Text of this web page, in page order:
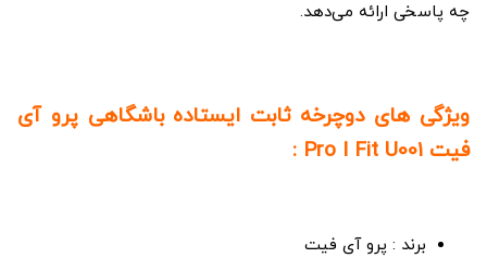
چه پاسخی ارائه می‌دهد.
ویژگی های دوچرخه ثابت ایستاده باشگاهی پرو آی
فیت Pro I Fit U001 :
برند : پرو آی فیت